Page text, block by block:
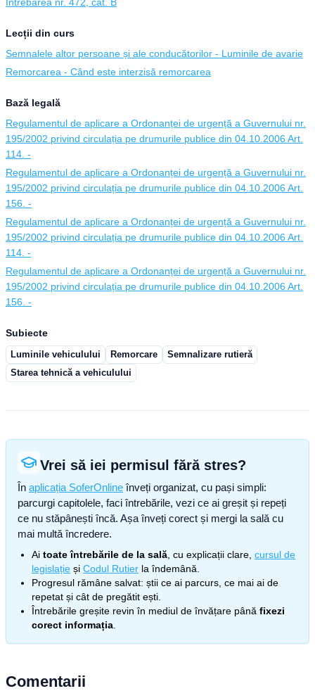
Lecții din curs
Semnalele altor persoane și ale conducătorilor - Luminile de avarie
Remorcarea - Când este interzisă remorcarea
Bază legală
Regulamentul de aplicare a Ordonanței de urgență a Guvernului nr.
195/2002 privind circulația pe drumurile publice din 04.10.2006 Art.
114. -
Regulamentul de aplicare a Ordonanței de urgență a Guvernului nr.
195/2002 privind circulația pe drumurile publice din 04.10.2006 Art.
156. -
Regulamentul de aplicare a Ordonanței de urgență a Guvernului nr.
195/2002 privind circulația pe drumurile publice din 04.10.2006 Art.
114. -
Regulamentul de aplicare a Ordonanței de urgență a Guvernului nr.
195/2002 privind circulația pe drumurile publice din 04.10.2006 Art.
156. -
Subiecte
Luminile vehiculului Remorcare
Semnalizare rutieră
Starea tehnică a vehiculului
Vrei să iei permisul fără stres?
În aplicația SoferOnline înveți organizat, cu pași simpli:
parcurgi capitolele, faci întrebările, vezi ce ai greșit și repeți
ce nu stăpânești încă. Așa înveți corect și mergi la sală cu
mai multă încredere.
Ai toate întrebările de la sală , cu explicații clare, cursul de
legislație și Codul Rutier la îndemână.
Progresul rămâne salvat: știi ce ai parcurs, ce mai ai de
repetat și cât de pregătit ești.
Întrebările greșite revin în mediul de învățare până fixezi
corect informația
Comentarii